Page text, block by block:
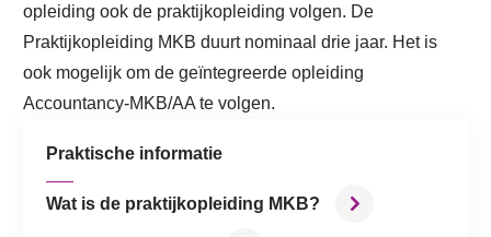
opleiding ook de praktijkopleiding volgen. De
Praktijkopleiding MKB duurt nominaal drie jaar. Het is
ook mogelijk om de geïntegreerde opleiding
Accountancy-MKB/AA te volgen.
Praktische informatie
Wat is de praktijkopleiding MKB?